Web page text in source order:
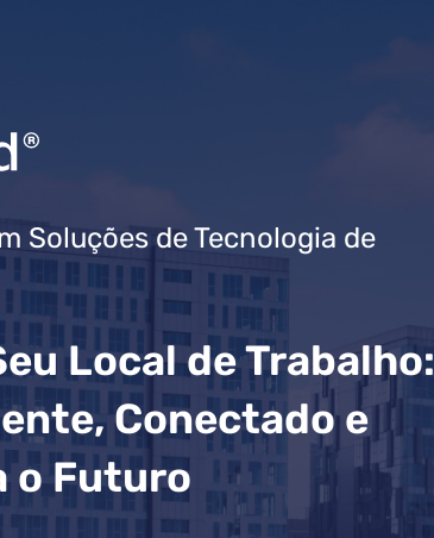
Soluções de Tecnologia de
Local de Trabalho:
Conectado e
o Futuro